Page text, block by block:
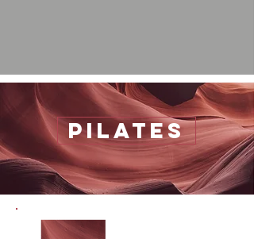
pilates